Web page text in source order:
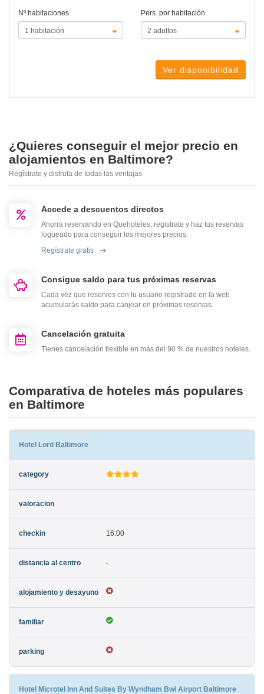
Nº habitaciones Pers. por habitación
Ver disponibilidad
¿Quieres conseguir el mejor precio en
alojamientos en Baltimore?
Regístrate y disfruta de todas las ventajas
Accede a descuentos directos
Ahorra reservando en Quehoteles, regístrate y haz tus reservas
logueado para conseguir los mejores precios.
Regístrate gratis
Consigue saldo para tus próximas reservas
Cada vez que reserves con tu usuario registrado en la web
acumularás saldo para canjear en próximas reservas.
Cancelación gratuita
Tienes cancelación flexible en más del 90 % de nuestros hoteles.
Comparativa de hoteles más populares
en Baltimore
Hotel Lord Baltimore
16:00
-
Hotel Microtel Inn And Suites By Wyndham Bwi Airport Baltimore